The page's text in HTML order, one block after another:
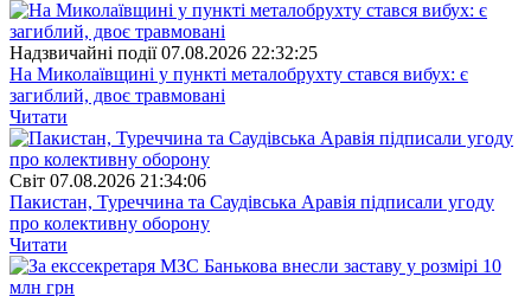
Надзвичайні події 07.08.2026 22:32:25
На Миколаївщині у пункті металобрухту стався вибух: є
загиблий, двоє травмовані
Читати
Свiт 07.08.2026 21:34:06
Пакистан, Туреччина та Саудівська Аравія підписали угоду
про колективну оборону
Читати